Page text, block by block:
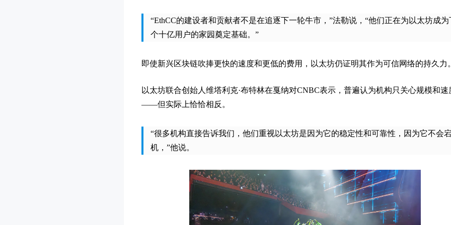
“EthCC的建设者和贡献者不是在追逐下一轮牛市，”法勒说，“他们正在为以太坊成为
个十亿用户的家园奠定基础。”
即使新兴区块链吹捧更快的速度和更低的费用，以太坊仍证明其作为可信网络的持久力
以太坊联合创始人维塔利克·布特林在戛纳对CNBC表示，普遍认为机构只关心规模和速
——但实际上恰恰相反。
“很多机构直接告诉我们，他们重视以太坊是因为它的稳定性和可靠性，因为它不会
机，”他说。